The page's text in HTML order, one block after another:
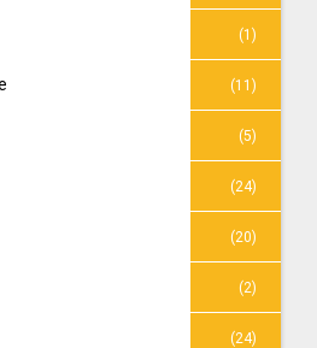
(1)
(11)
(5)
(24)
(20)
(2)
(24)